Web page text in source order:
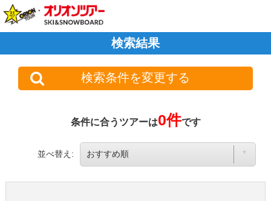
検索結果
検索条件を変更する
条件に合うツアーは0件です
並べ替え: